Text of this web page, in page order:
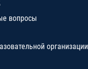
вопросы
организации